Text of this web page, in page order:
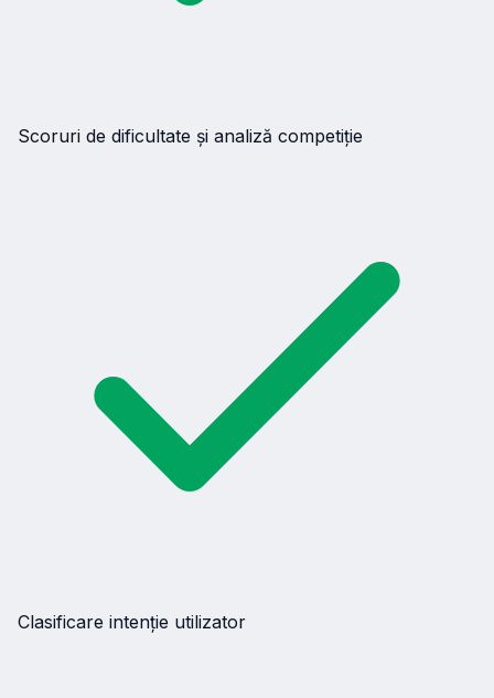
Scoruri de dificultate și analiză competiție
Clasificare intenție utilizator